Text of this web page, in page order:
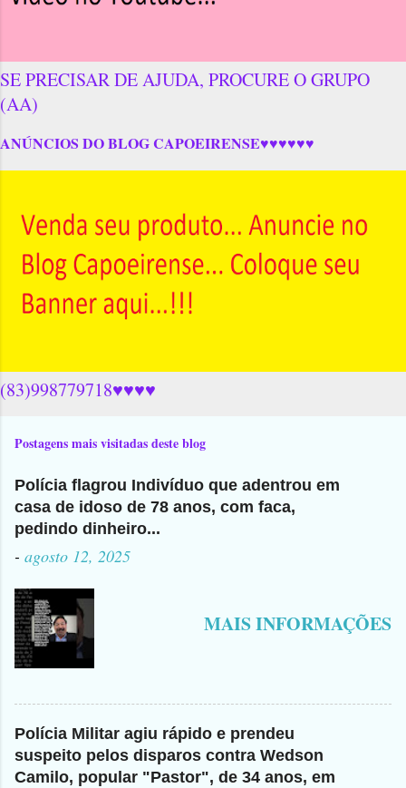
SE PRECISAR DE AJUDA, PROCURE O GRUPO
(AA)
ANÚNCIOS DO BLOG CAPOEIRENSE♥♥♥♥♥♥
(83)998779718♥♥♥♥
Postagens mais visitadas deste blog
Polícia flagrou Indivíduo que adentrou em
casa de idoso de 78 anos, com faca,
pedindo dinheiro...
- agosto 12, 2025
MAIS INFORMAÇÕES
Polícia Militar agiu rápido e prendeu
suspeito pelos disparos contra Wedson
Camilo, popular "Pastor", de 34 anos, em